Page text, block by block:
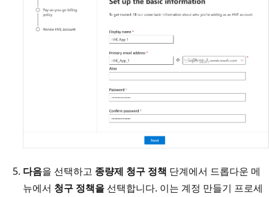
다음을 선택하고 종량제 청구 정책 단계에서 드롭다운 메
뉴에서 청구 정책을 선택합니다. 이는 계정 만들기 프로세